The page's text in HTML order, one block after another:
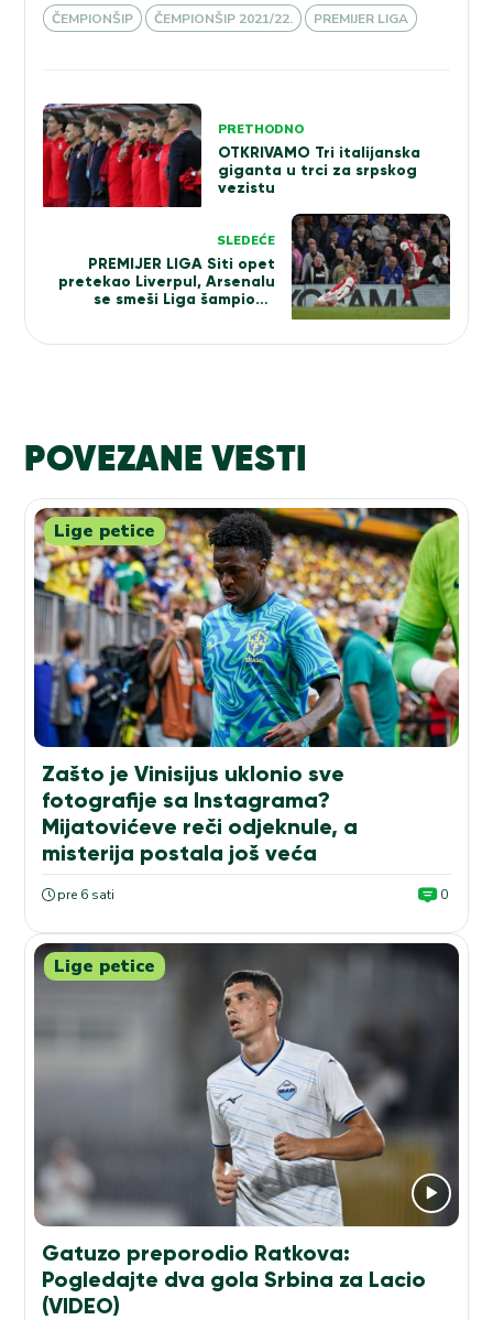
ČEMPIONŠIP
ČEMPIONŠIP 2021/22. PREMIJER LIGA
Kretanje
članka
PRETHODNO
OTKRIVAMO Tri italijanska
giganta u trci za srpskog
vezistu
SLEDEĆE
PREMIJER LIGA Siti opet
pretekao Liverpul, Arsenalu
se smeši Liga šampiona
POVEZANE VESTI
Lige petice
Zašto je Vinisijus uklonio sve
fotografije sa Instagrama?
Mijatovićeve reči odjeknule, a
misterija postala još veća
pre 6 sati 0
Lige petice
Gatuzo preporodio Ratkova:
Pogledajte dva gola Srbina za Lacio
(VIDEO)